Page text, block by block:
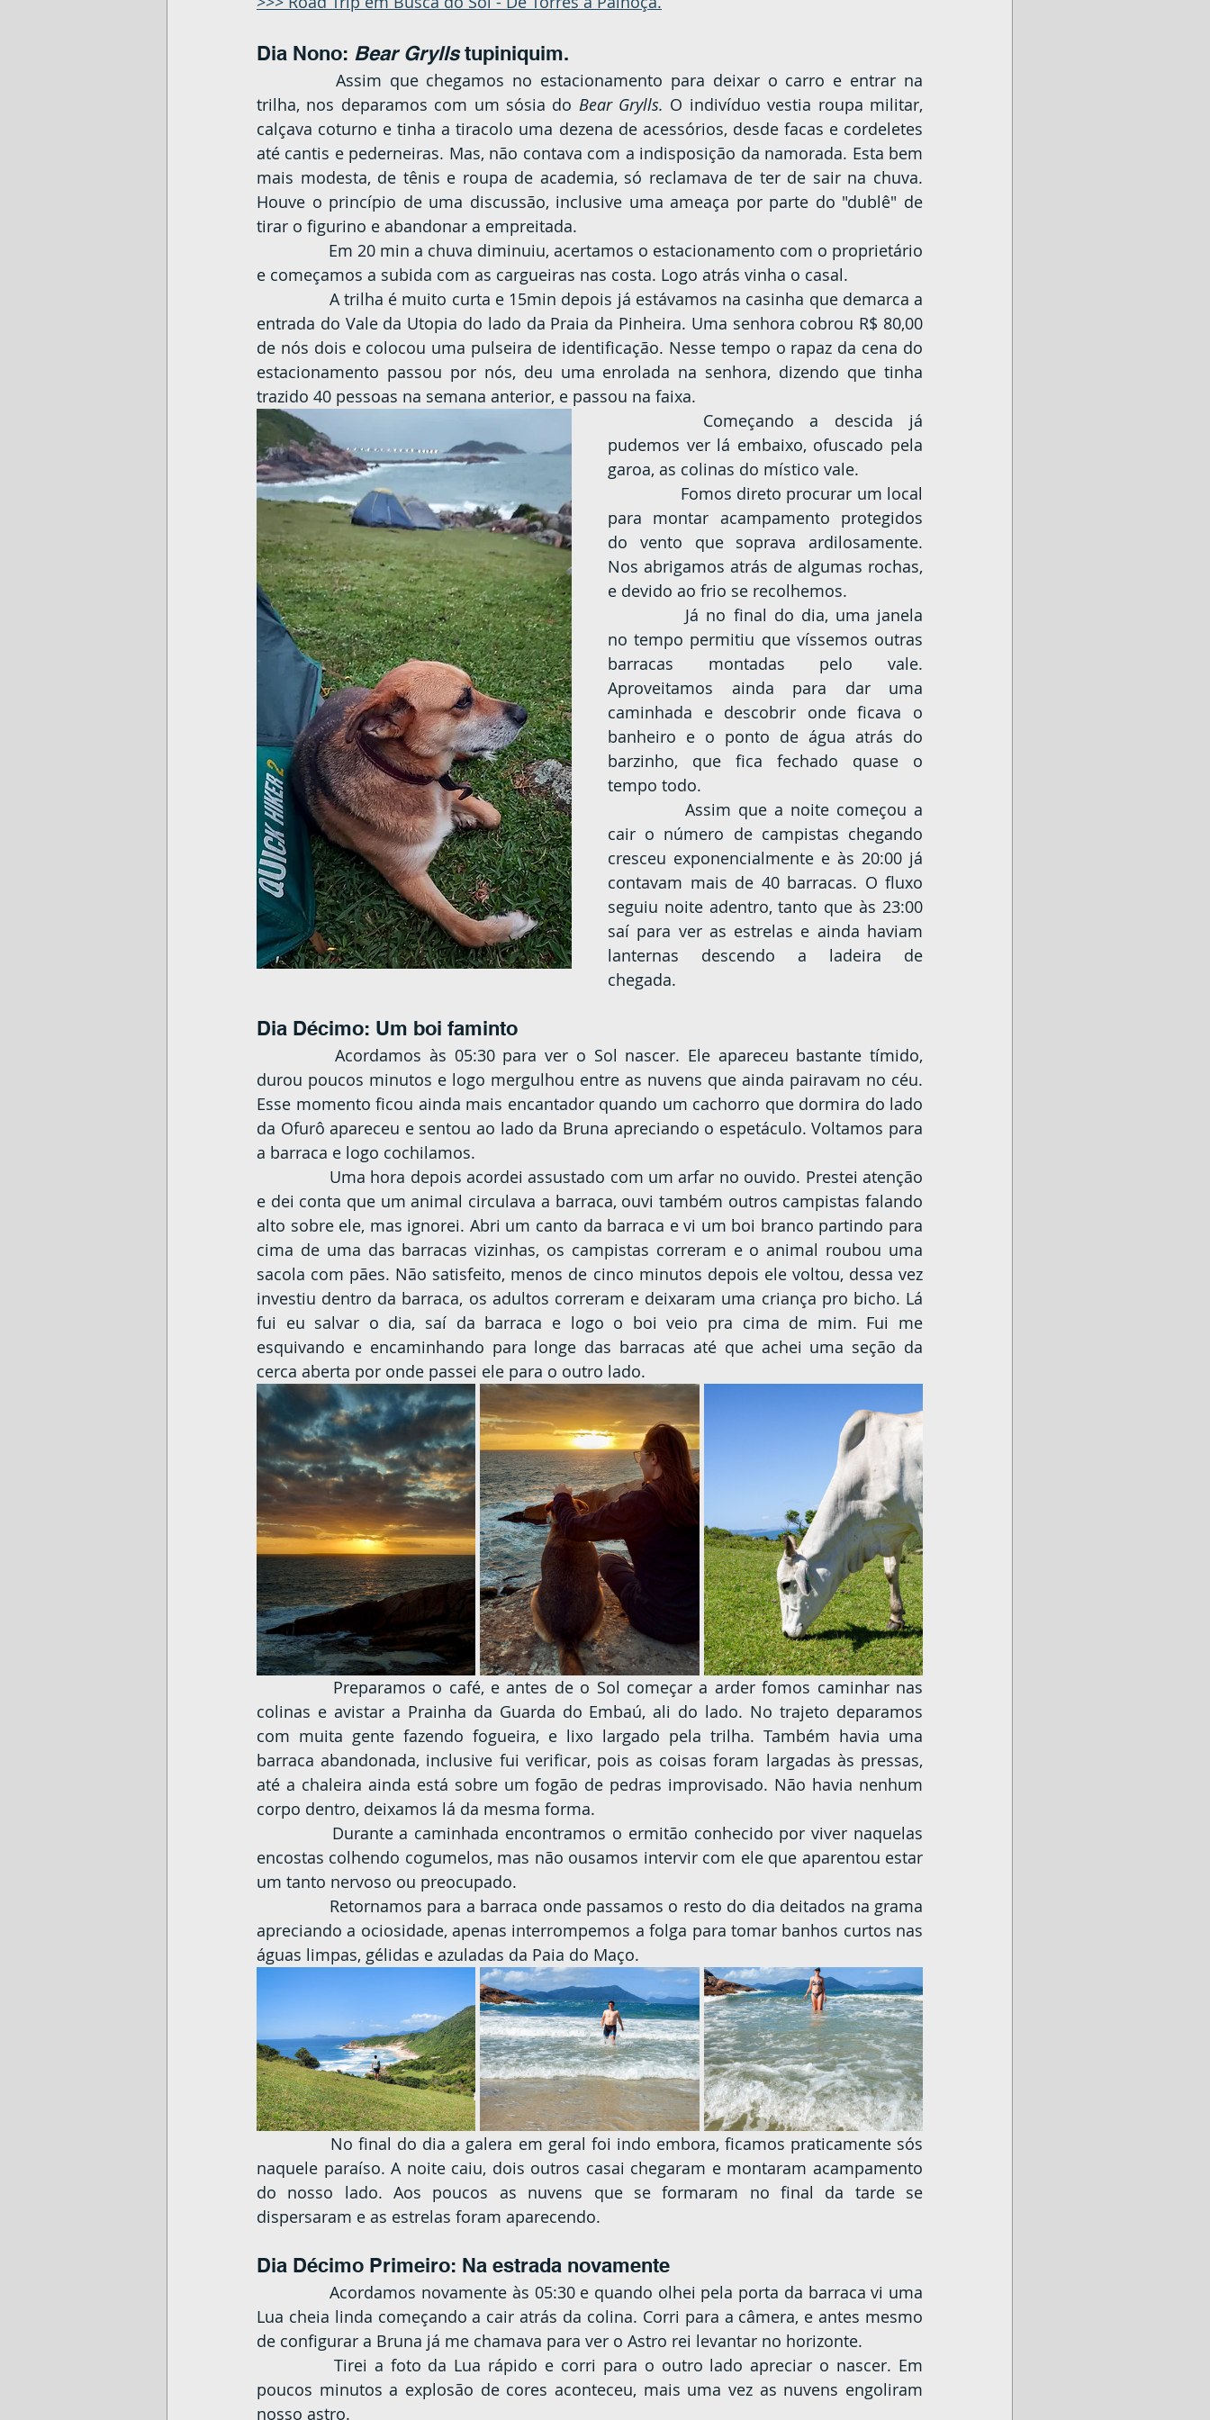
Dia Nono: Bear Grylls tupiniquim.
trilha, nos deparamos com um sósia do Bear Grylls. O indivíduo vestia roupa militar,
calçava coturno e tinha a tiracolo uma dezena de acessórios, desde facas e cordeletes
até cantis e pederneiras. Mas, não contava com a indisposição da namorada. Esta bem
mais modesta, de tênis e roupa de academia, só reclamava de ter de sair na chuva.
Houve o princípio de uma discussão, inclusive uma ameaça por parte do "dublê" de
tirar o figurino e abandonar a empreitada.
e começamos a subida com as cargueiras nas costa. Logo atrás vinha o casal.
entrada do Vale da Utopia do lado da Praia da Pinheira. Uma senhora cobrou R$ 80,00
de nós dois e colocou uma pulseira de identificação. Nesse tempo o rapaz da cena do
estacionamento passou por nós, deu uma enrolada na senhora, dizendo que tinha
trazido 40 pessoas na semana anterior, e passou na faixa.
pudemos ver lá embaixo, ofuscado pela
garoa, as colinas do místico vale.
para montar acampamento protegidos
do vento que soprava ardilosamente.
Nos abrigamos atrás de algumas rochas,
e devido ao frio se recolhemos.
no tempo permitiu que víssemos outras
barracas montadas pelo vale.
Aproveitamos ainda para dar uma
caminhada e descobrir onde ficava o
banheiro e o ponto de água atrás do
barzinho, que fica fechado quase o
tempo todo.
cair o número de campistas chegando
cresceu exponencialmente e às 20:00 já
contavam mais de 40 barracas. O fluxo
seguiu noite adentro, tanto que às 23:00
saí para ver as estrelas e ainda haviam
lanternas descendo a ladeira de
chegada.
Dia Décimo: Um boi faminto
		Acordamos às 05:30 para ver o Sol nascer. Ele apareceu bastante tímido,
durou poucos minutos e logo mergulhou entre as nuvens que ainda pairavam no céu.
Esse momento ficou ainda mais encantador quando um cachorro que dormira do lado
da Ofurô apareceu e sentou ao lado da Bruna apreciando o espetáculo. Voltamos para
a barraca e logo cochilamos.
e dei conta que um animal circulava a barraca, ouvi também outros campistas falando
alto sobre ele, mas ignorei. Abri um canto da barraca e vi um boi branco partindo para
cima de uma das barracas vizinhas, os campistas correram e o animal roubou uma
sacola com pães. Não satisfeito, menos de cinco minutos depois ele voltou, dessa vez
investiu dentro da barraca, os adultos correram e deixaram uma criança pro bicho. Lá
fui eu salvar o dia, saí da barraca e logo o boi veio pra cima de mim. Fui me
esquivando e encaminhando para longe das barracas até que achei uma seção da
cerca aberta por onde passei ele para o outro lado.
colinas e avistar a Prainha da Guarda do Embaú, ali do lado. No trajeto deparamos
com muita gente fazendo fogueira, e lixo largado pela trilha. Também havia uma
barraca abandonada, inclusive fui verificar, pois as coisas foram largadas às pressas,
até a chaleira ainda está sobre um fogão de pedras improvisado. Não havia nenhum
corpo dentro, deixamos lá da mesma forma.
encostas colhendo cogumelos, mas não ousamos intervir com ele que aparentou estar
um tanto nervoso ou preocupado.
apreciando a ociosidade, apenas interrompemos a folga para tomar banhos curtos nas
águas limpas, gélidas e azuladas da Paia do Maço.
naquele paraíso. A noite caiu, dois outros casai chegaram e montaram acampamento
do nosso lado. Aos poucos as nuvens que se formaram no final da tarde se
dispersaram e as estrelas foram aparecendo.
Dia Décimo Primeiro: Na estrada novamente
		Acordamos novamente às 05:30 e quando olhei pela porta da barraca vi uma
Lua cheia linda começando a cair atrás da colina. Corri para a câmera, e antes mesmo
de configurar a Bruna já me chamava para ver o Astro rei levantar no horizonte.
poucos minutos a explosão de cores aconteceu, mais uma vez as nuvens engoliram
nosso astro.